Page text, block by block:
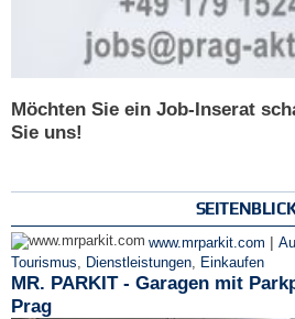
Möchten Sie ein Job-Inserat
Sie uns!
www.mrparkit.com |
Tourismus, Dienstleistungen, Einkaufen
MR. PARKIT - Garagen mit
Prag